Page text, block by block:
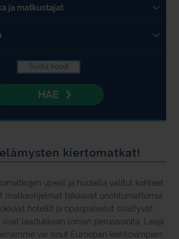
ja matkustajat
HAE
kiertomatkat!
upeat ja huolella valitut kohteet
matkaohjelmat takaavat unohtumattomia
hotellit ja opaspalvelut sisältyvät
laadukkaan loman perusasioita. Laaja
vie sinut Euroopan kiehtovimpien